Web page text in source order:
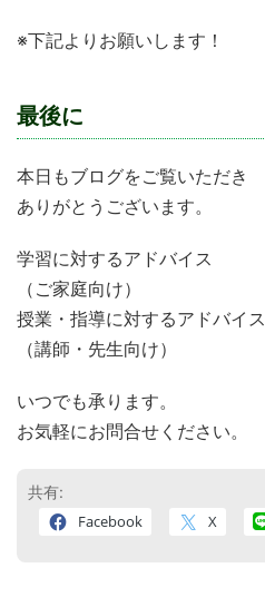
※下記よりお願いします！
最後に
本日もブログをご覧いただき
ありがとうございます。
学習に対するアドバイス
（ご家庭向け）
授業・指導に対するアドバイス
（講師・先生向け）
いつでも承ります。
お気軽にお問合せください。
共有:
Facebook X